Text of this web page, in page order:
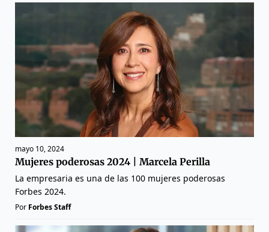
mayo 10, 2024
Mujeres poderosas 2024 | Marcela Perilla
La empresaria es una de las 100 mujeres poderosas
Forbes 2024.
Por Forbes Staff